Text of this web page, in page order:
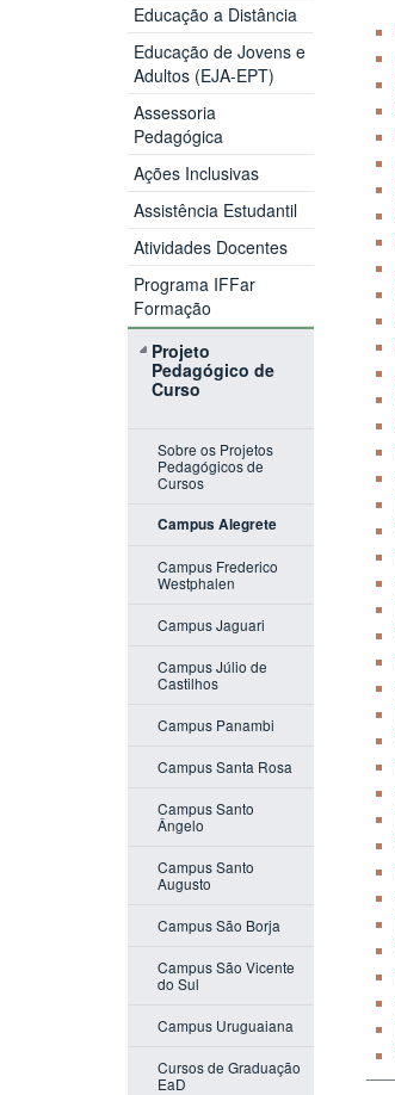
Educação a Distância
Educação de Jovens e
Adultos (EJA-EPT)
Assessoria
Pedagógica
Ações Inclusivas
Assistência Estudantil
Atividades Docentes
Programa IFFar
Formação
Projeto
Pedagógico de
Curso
Sobre os Projetos
Pedagógicos de
Cursos
Campus Alegrete
Campus Frederico
Westphalen
Campus Jaguari
Campus Júlio de
Castilhos
Campus Panambi
Campus Santa Rosa
Campus Santo
Ângelo
Campus Santo
Augusto
Campus São Borja
Campus São Vicente
do Sul
Campus Uruguaiana
Cursos de Graduação
EaD